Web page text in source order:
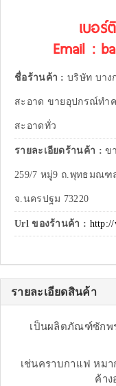
เบอร์
Email :
ชื่อร้านค้า : บริษัท บาง
สะอาด ขายอุปกรณ์ทำ
สะอาดทั่ว
รายละเอียดร้านค้า :ข
259/7 หมู่9 ถ.พุทธมณฑ
จ.นครปฐม 73220
Url ของร้านค้า : http://
รายละเอียดสินค้า
เป็นผลิตภัณฑ์ซักพ
เช่นคราบกาแฟ หมา
ค้า